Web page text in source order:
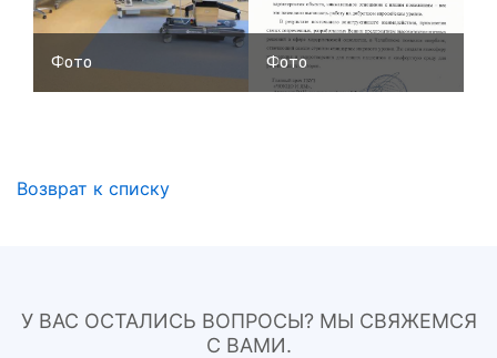
Фото Фото
Возврат к списку
У ВАС ОСТАЛИСЬ ВОПРОСЫ? МЫ СВЯЖЕМСЯ
С ВАМИ.